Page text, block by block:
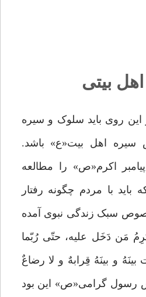
بیتی
این ‌روی باید سلوک و سیره‌
سیره اهل بیت«ع» باشد.
اکرم«ص» را مطالعه
باید با مردم چگونه رفتار
سبک زندگی نبوی آمده
مَن دَخَل علیه، حتّی رُبّما
و بینَهُ قِرابهٌ و لا رضاعٌ
روش رسول گرامى«ص» این بود